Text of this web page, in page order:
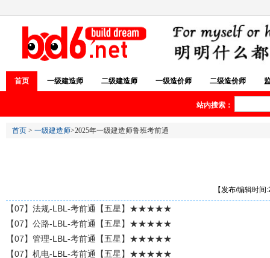
首页 一级建造师 二级建造师 一级造价师 二级造价师
站内搜索：
首页 > 一级建造师>2025年一级建造师鲁班考前通
【发布/编辑时
【07】法规-LBL-考前通【五星】★★★★★
【07】公路-LBL-考前通【五星】★★★★★
【07】管理-LBL-考前通【五星】★★★★★
【07】机电-LBL-考前通【五星】★★★★★